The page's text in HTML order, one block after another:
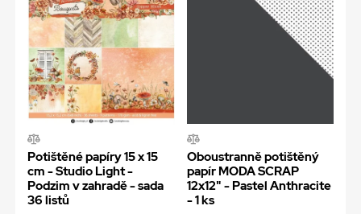
Potištěné papíry 15 x 15
cm - Studio Light -
Podzim v zahradě - sada
36 listů
Oboustranně potištěný
papír MODA SCRAP
12x12" - Pastel Anthracite
- 1 ks